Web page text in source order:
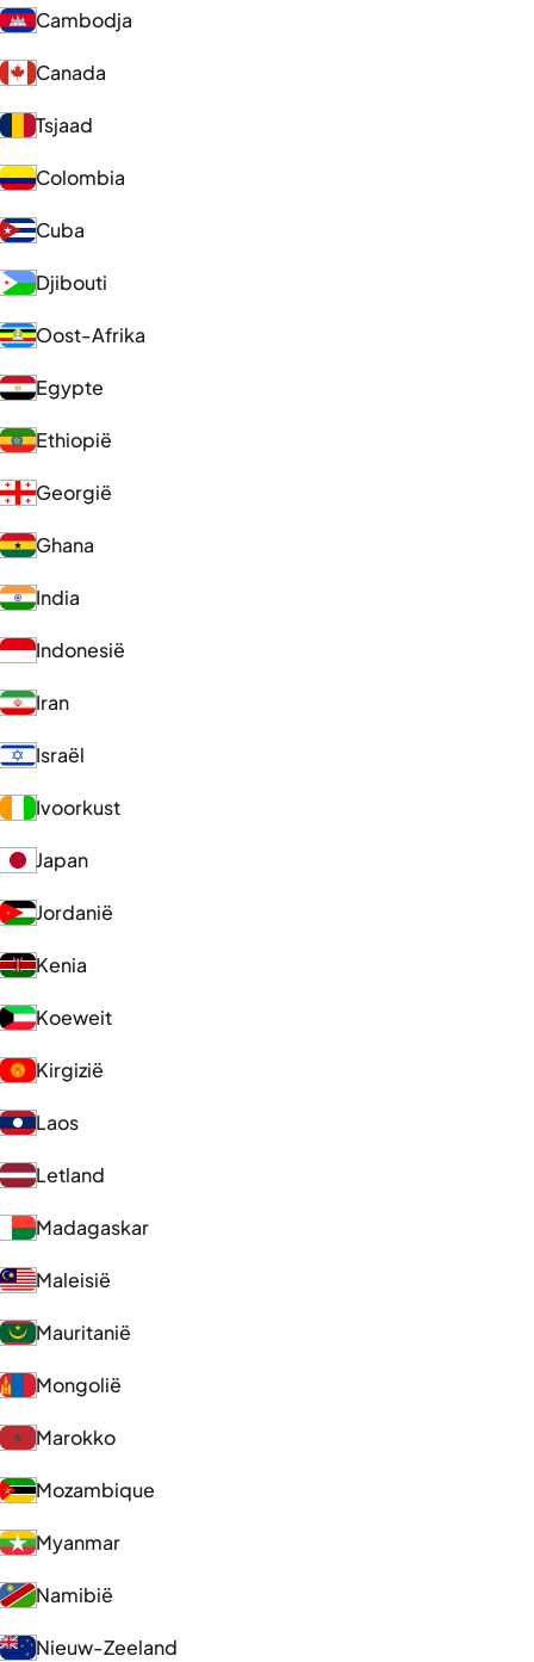
Cambodja
Canada
Tsjaad
Colombia
Cuba
Djibouti
Oost-Afrika
Egypte
Ethiopië
Georgië
Ghana
India
Indonesië
Iran
Israël
Ivoorkust
Japan
Jordanië
Kenia
Koeweit
Kirgizië
Laos
Letland
Madagaskar
Maleisië
Mauritanië
Mongolië
Marokko
Mozambique
Myanmar
Namibië
Nieuw-Zeeland